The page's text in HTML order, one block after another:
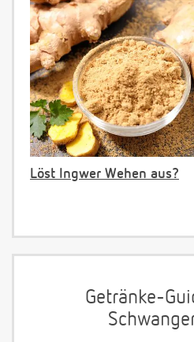
Löst Ingwer Wehen aus?
Getränke-